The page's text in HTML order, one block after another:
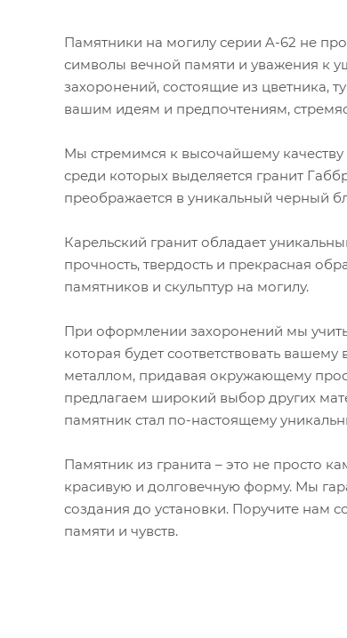
Памятники на могилу серии A-62 не
символы вечной памяти и уважения к
захоронений, состоящие из цветника,
вашим идеям и предпочтениям,
Мы стремимся к высочайшему
среди которых выделяется гранит
преображается в уникальный черный
Карельский гранит обладает
прочность, твердость и прекрасная
памятников и скульптур на могилу.
При оформлении захоронений мы
которая будет соответствовать
металлом, придавая окружающему
предлагаем широкий выбор других
памятник стал по-настоящему
Памятник из гранита – это не просто
красивую и долговечную форму. Мы
создания до установки. Поручите нам
памяти и чувств.